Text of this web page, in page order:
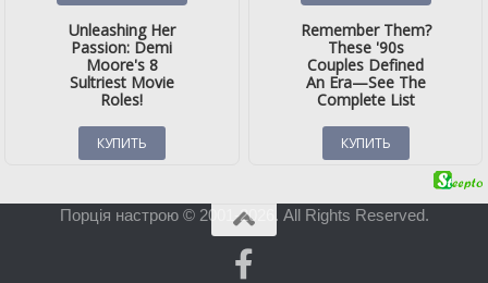
Порція настрою © 2001-2026. All Rights Reserved.